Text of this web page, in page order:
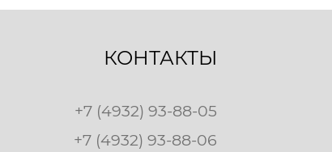
КОНТАКТЫ
+7 (4932) 93-88-05
+7 (4932) 93-88-06